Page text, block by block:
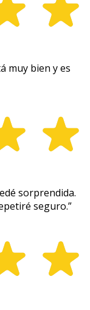
muy bien y es
sorprendida.
seguro.”